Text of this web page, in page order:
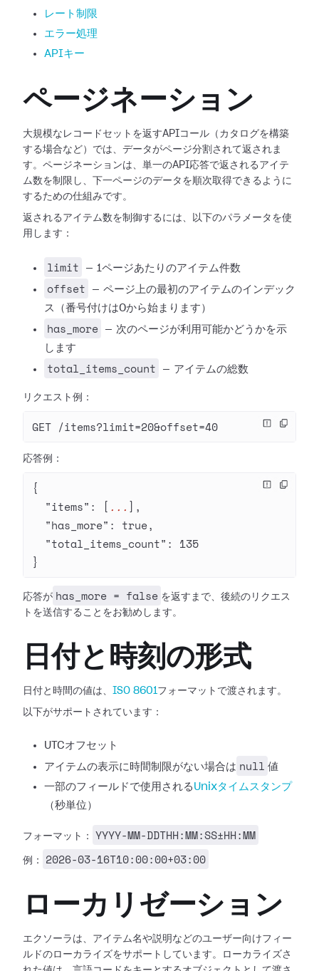
レート制限
エラー処理
APIキー
ページネーション
大規模なレコードセットを返すAPIコール（カタログを構築
する場合など）では、データがページ分割されて返されま
す。ページネーションは、単一のAPI応答で返されるアイテ
ム数を制限し、下一ページのデータを順次取得できるように
するための仕組みです。
返されるアイテム数を制御するには、以下のパラメータを使
用します：
limit — 1ページあたりのアイテム件数
offset
— ページ上の最初のアイテムのインデック
ス（番号付けは0から始まります）
has_more
— 次のページが利用可能かどうかを示
します
total_items_count — アイテムの総数
リクエスト例：
GET /items?limit=20&offset=40
応答例：
{
  "items"
: [ ... ],
  "has_more"
: true,
  "total_items_count"
: 135
}
応答が has_more = false を返すまで、後続のリクエス
トを送信することをお勧めします。
日付と時刻の形式
日付と時間の値は、 ISO 8601フォーマットで渡されます。
以下がサポートされています：
UTCオフセット
アイテムの表示に時間制限がない場合は null 値
一部のフィールドで使用される Unixタイムスタンプ
（秒単位）
フォーマット： YYYY-MM-DDTHH:MM:SS±HH:MM
例： 2026-03-16T10:00:00+03:00
ローカリゼーション
エクソーラは、アイテム名や説明などのユーザー向けフィー
ルドのローカライズをサポートしています。ローカライズさ